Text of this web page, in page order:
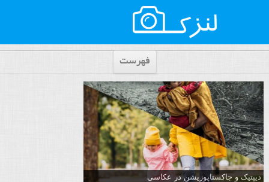
فهرست
دیپتیک و جاکستا‌پوزیشن در عکاسی